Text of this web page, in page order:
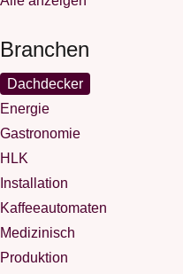
Branchen
Dachdecker
Energie
Gastronomie
HLK
Installation
Kaffeeautomaten
Medizinisch
Produktion